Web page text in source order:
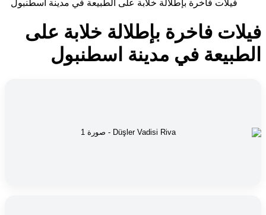
فيلات فاخرة بإطلالة خلابة على الطبيعة في مدينة اسطنبول
فيلات فاخرة بإطلالة خلابة على
الطبيعة في مدينة اسطنبول